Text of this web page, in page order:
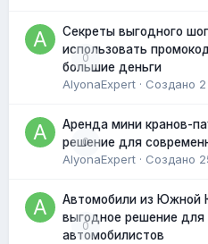
0
Секреты выгодного
использовать
большие деньги
AlyonaExpert · Создано
0
Аренда мини кранов-
решение для
AlyonaExpert · Создано
0
Автомобили из Южной
выгодное решение для
автомобилистов